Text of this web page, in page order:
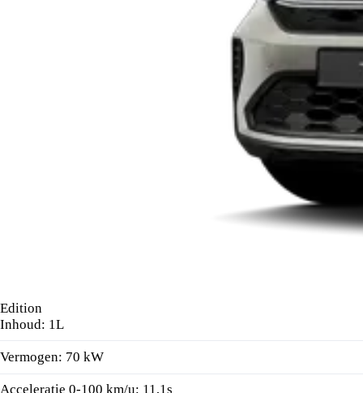
Edition
Inhoud: 1L
Vermogen: 70 kW
Acceleratie 0-100 km/u: 11,1s